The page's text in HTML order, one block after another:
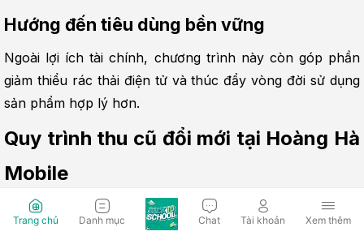
Hướng đến tiêu dùng bền vững
Ngoài lợi ích tài chính, chương trình này còn góp phần
giảm thiểu rác thải điện tử và thúc đẩy vòng đời sử dụng
sản phẩm hợp lý hơn.
Quy trình thu cũ đổi mới tại Hoàng Hà
Mobile
Để hỗ trợ khách hàng nâng cấp thiết bị nhanh chóng và
thuận tiện, Hoàng Hà Mobile xây dựng quy trình thu cũ -
Trang chủ Danh mục Chat Tài khoản Xem thêm